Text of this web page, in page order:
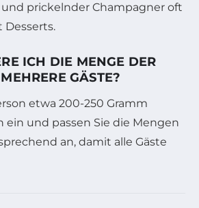
prickelnder Champagner oft
Desserts.
ICH DIE MENGE DER
GÄSTE?
etwa 200-250 Gramm
ein und passen Sie die Mengen
an, damit alle Gäste